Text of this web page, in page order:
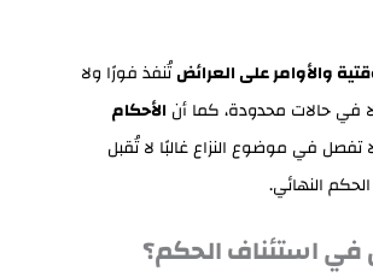
والأوامر على العرائضتُنفذ فورًا ولا
في حالات محدودة، كما أن الأحكام
تفصل في موضوع النزاع غالبًا لا تُقبل
النهائي.
في استئناف الحكم؟